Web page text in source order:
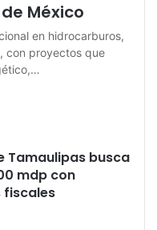
México
en hidrocarburos,
con proyectos que
Tamaulipas busca
mdp con
fiscales